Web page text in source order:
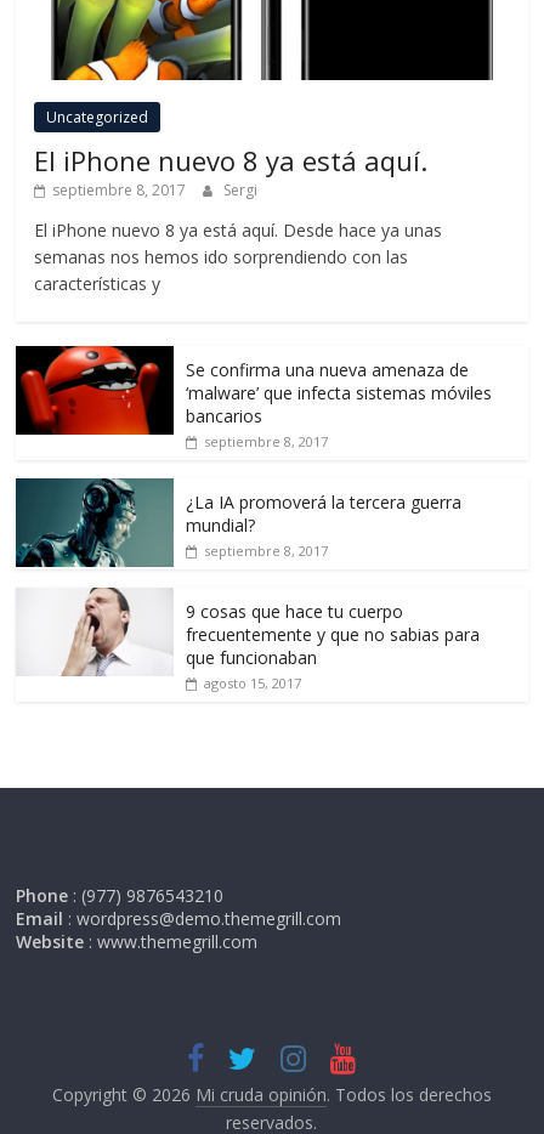
Uncategorized
El iPhone nuevo 8 ya está aquí.
septiembre 8, 2017 Sergi
El iPhone nuevo 8 ya está aquí. Desde hace ya unas
semanas nos hemos ido sorprendiendo con las
características y
Se confirma una nueva amenaza de
‘malware’ que infecta sistemas móviles
bancarios
septiembre 8, 2017
¿La IA promoverá la tercera guerra
mundial?
septiembre 8, 2017
9 cosas que hace tu cuerpo
frecuentemente y que no sabias para
que funcionaban
agosto 15, 2017
Phone : (977) 9876543210
Email : wordpress@demo.themegrill.com
Website : www.themegrill.com
Copyright © 2026 Mi cruda opinión. Todos los derechos
reservados.